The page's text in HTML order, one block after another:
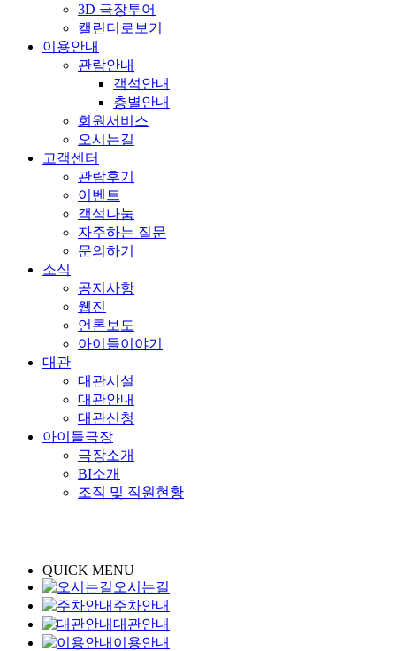
3D 극장투어
캘린더로보기
이용안내
관람안내
객석안내
층별안내
회원서비스
오시는길
고객센터
관람후기
이벤트
객석나눔
자주하는 질문
문의하기
소식
공지사항
웹진
언론보도
아이들이야기
대관
대관시설
대관안내
대관신청
아이들극장
극장소개
BI소개
조직 및 직원현황
QUICK MENU
오시는길
주차안내
대관안내
이용안내